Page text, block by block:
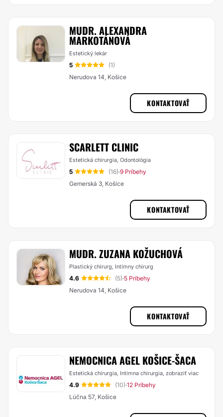
MUDR. ALEXANDRA
MARKOTÁNOVÁ
Estetický lekár
5
(1)
Nerudova 14, Košice
KONTAKTOVAŤ
SCARLETT CLINIC
Estetická chirurgia, Odontológia
5 (16)·9 Príbehy
Gemerská 3, Košice
KONTAKTOVAŤ
MUDR. ZUZANA KOŽUCHOVÁ
Plastický chirurg, Intímny chirurg
4.6 (5)·5 Príbehy
Nerudova 14, Košice
KONTAKTOVAŤ
NEMOCNICA AGEL KOŠICE-ŠACA
Estetická chirurgia, Intímna chirurgia, zobraziť viac
4.9 (10)·12 Príbehy
Lúčna 57, Košice